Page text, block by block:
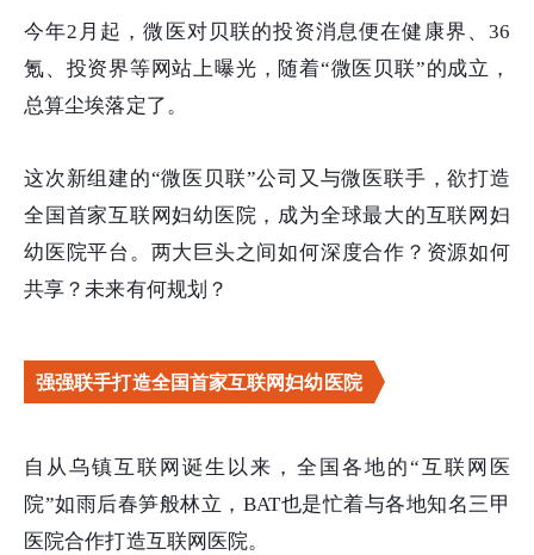
今年2月起，微医对贝联的投资消息便在健康界、36
氪、投资界等网站上曝光，随着“微医贝联”的成立，
总算尘埃落定了。
这次新组建的“微医贝联”公司又与微医联手，欲打造
全国首家互联网妇幼医院，成为全球最大的互联网妇
幼医院平台。两大巨头之间如何深度合作？资源如何
共享？未来有何规划？
强强联手打造全国首家互联网妇幼医院
自从乌镇互联网诞生以来，全国各地的“互联网医
院”如雨后春笋般林立，BAT也是忙着与各地知名三甲
医院合作打造互联网医院。